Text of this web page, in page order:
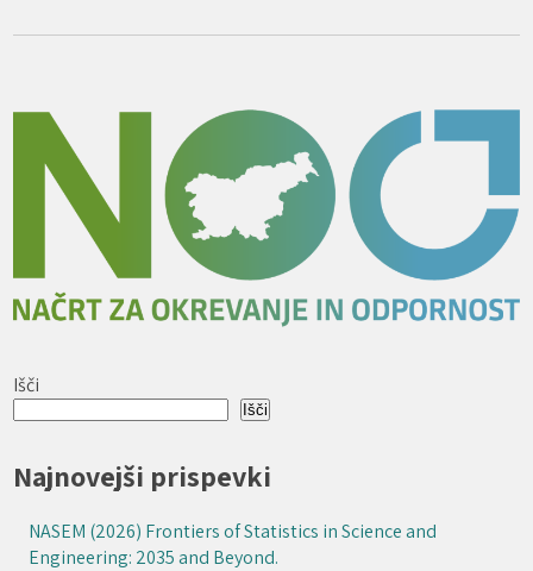
Išči
Išči
Najnovejši prispevki
NASEM (2026) Frontiers of Statistics in Science and
Engineering: 2035 and Beyond.